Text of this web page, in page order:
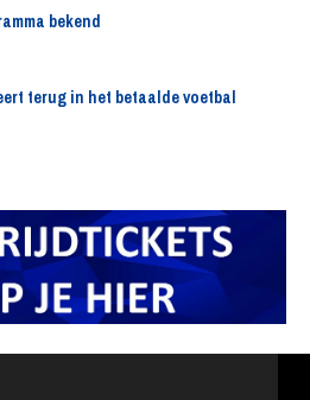
bekend
terug in het betaalde voetbal